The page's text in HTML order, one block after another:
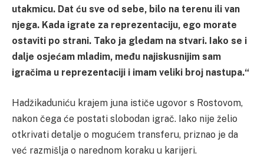
utakmicu. Dat ću sve od sebe, bilo na terenu ili van
njega. Kada igrate za reprezentaciju, ego morate
ostaviti po strani. Tako ja gledam na stvari. Iako se i
dalje osjećam mladim, među najiskusnijim sam
igračima u reprezentaciji i imam veliki broj nastupa.“
Hadžikaduniću krajem juna ističe ugovor s Rostovom,
nakon čega će postati slobodan igrač. Iako nije želio
otkrivati detalje o mogućem transferu, priznao je da
već razmišlja o narednom koraku u karijeri.